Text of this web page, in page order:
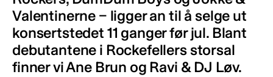
Valentinerne − ligger an til å selge ut
konsertstedet 11 ganger før jul. Blant
debutantene i Rockefellers storsal
finner vi Ane Brun og Ravi & DJ Løv.